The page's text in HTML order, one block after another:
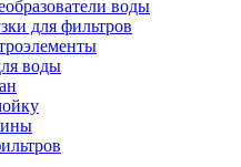
воды
для фильтров
воды